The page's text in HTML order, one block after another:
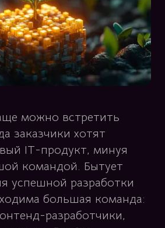
можно встретить
заказчики хотят
IT-продукт, минуя
командой. Бытует
успешной разработки
большая команда:
разработчики,